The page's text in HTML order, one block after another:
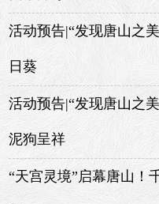
活动预告|“发现唐山之
日葵
活动预告|“发现唐山之
泥狗呈祥
“天宫灵境”启幕唐山！